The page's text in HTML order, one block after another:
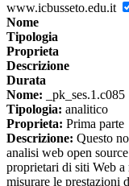
www.icbusseto.edu.it
Nome
Tipologia
Proprieta
Descrizione
Durata
Nome: _pk_ses.1.c085
Tipologia: analitico
Proprieta: Prima parte
Descrizione: Questo
analisi web open
proprietari di siti Web
misurare le prestazioni